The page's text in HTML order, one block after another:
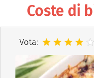
Coste di
Vota: